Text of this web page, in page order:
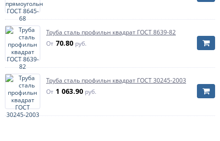
Труба сталь профильн квадрат ГОСТ 8639-82
От 70.80 руб.
Труба сталь профильн квадрат ГОСТ 30245-2003
От 1 063.90 руб.